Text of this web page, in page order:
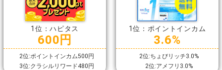
1位：ハピタス
600円
2位:ポイントインカム500円
3位:クラシルリワード480円
1位：ポイントインカム
3.6%
2位:ちょびリッチ3.0%
2位:アメフリ3.0%